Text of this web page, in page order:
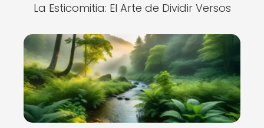
La Esticomitia: El Arte de Dividir Versos